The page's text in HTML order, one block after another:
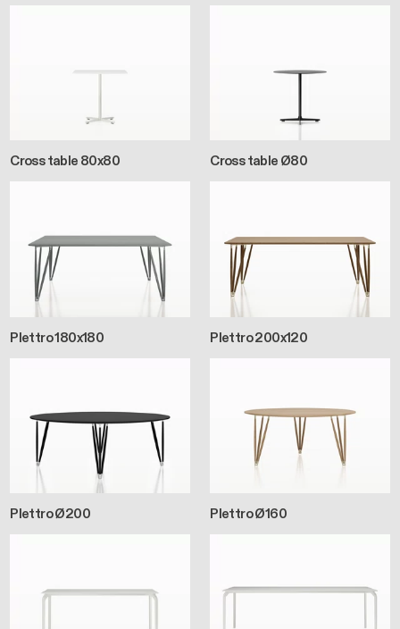
Cross table 80x80 Cross table Ø80
Plettro 180x180 Plettro 200x120
Plettro Ø200 Plettro Ø160